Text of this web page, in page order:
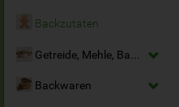
Backzutaten
Getreide, Mehle, Backmittel
Backwaren